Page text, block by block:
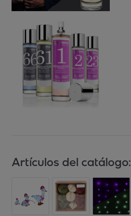
Artículos del catálogo: